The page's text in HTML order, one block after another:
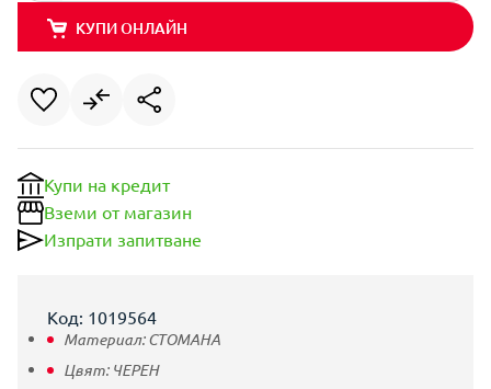
КУПИ ОНЛАЙН
Купи на кредит
Вземи от магазин
Изпрати запитване
Код: 1019564
Материал:СТОМАНА
Цвят: ЧЕРЕН